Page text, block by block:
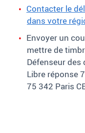
Contacter le
dans votre
Envoyer un
mettre de
Défenseur des
Libre réponse
75 342 Paris